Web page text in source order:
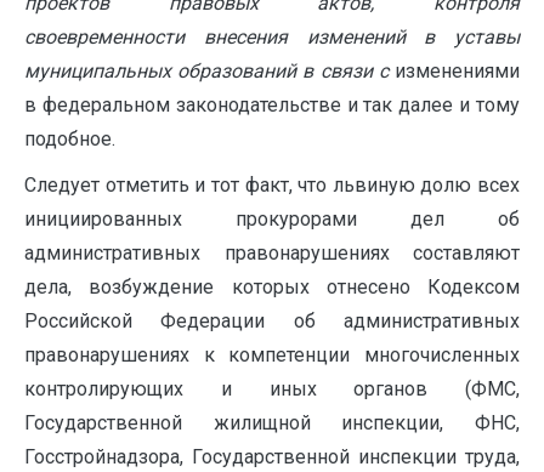
своевременности внесения изменений в уставы
муниципальных образований в связи сизменениями
в федеральном законодательстве и так далее и тому
подобное.
Следует отметить и тот факт, что львиную долю всех
инициированных прокурорами дел об
административных правонарушениях составляют
дела, возбуждение которых отнесено Кодексом
Российской Федерации об административных
правонарушениях к компетенции многочисленных
контролирующих и иных органов (ФМС,
Государственной жилищной инспекции, ФНС,
Госстройнадзора, Государственной инспекции труда,